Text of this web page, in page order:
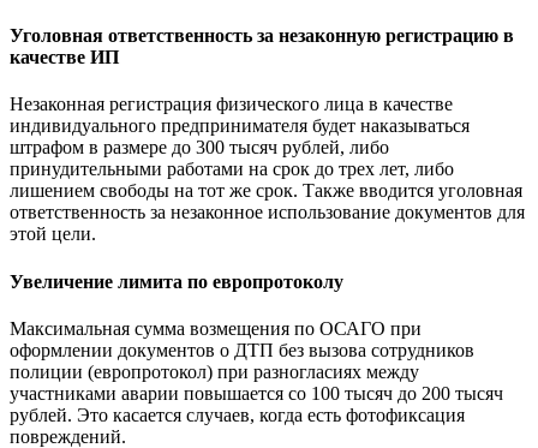
Уголовная ответственность за незаконную регистрацию в
качестве ИП
Незаконная регистрация физического лица в качестве
индивидуального предпринимателя будет наказываться
штрафом в размере до 300 тысяч рублей, либо
принудительными работами на срок до трех лет, либо
лишением свободы на тот же срок. Также вводится уголовная
ответственность за незаконное использование документов для
этой цели.
Увеличение лимита по европротоколу
Максимальная сумма возмещения по ОСАГО при
оформлении документов о ДТП без вызова сотрудников
полиции (европротокол) при разногласиях между
участниками аварии повышается со 100 тысяч до 200 тысяч
рублей. Это касается случаев, когда есть фотофиксация
повреждений.